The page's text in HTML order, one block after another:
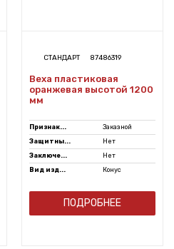
СТАНДАРТ 87486319
Веха пластиковая
оранжевая высотой 1200
мм
Признак...
Заказной
Защитны...
Нет
Заключе...
Нет
Вид изд...
Конус
ПОДРОБНЕЕ